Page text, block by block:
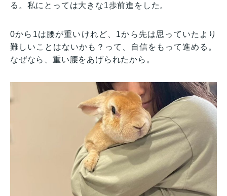
る。私にとっては大きな1歩前進をした。
0から1は腰が重いけれど、1から先は思っていたより
難しいことはないかも？って、自信をもって進める。
なぜなら、重い腰をあげられたから。